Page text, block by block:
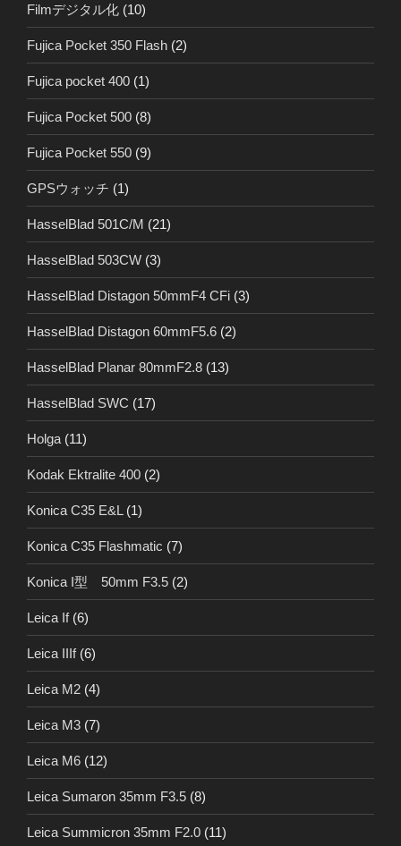
Filmデジタル化 (10)
Fujica Pocket 350 Flash (2)
Fujica pocket 400 (1)
Fujica Pocket 500 (8)
Fujica Pocket 550 (9)
GPSウォッチ (1)
HasselBlad 501C/M (21)
HasselBlad 503CW (3)
HasselBlad Distagon 50mmF4 CFi (3)
HasselBlad Distagon 60mmF5.6 (2)
HasselBlad Planar 80mmF2.8 (13)
HasselBlad SWC (17)
Holga (11)
Kodak Ektralite 400 (2)
Konica C35 E&L (1)
Konica C35 Flashmatic (7)
Konica I型 50mm F3.5 (2)
Leica If(6)
Leica IIIf(6)
Leica M2 (4)
Leica M3 (7)
Leica M6 (12)
Leica Sumaron 35mm F3.5 (8)
Leica Summicron 35mm F2.0 (11)